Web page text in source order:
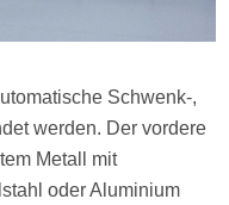
Schwenk-,
werden. Der vordere
Metall mit
oder Aluminium